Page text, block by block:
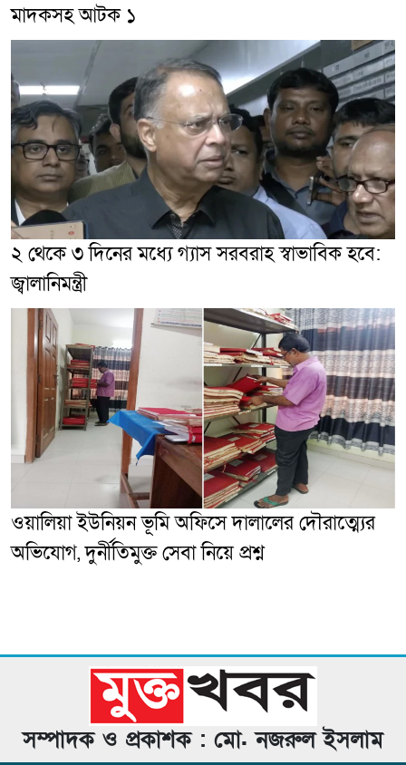
মাদকসহ আটক ১
২ থেকে ৩ দিনের মধ্যে গ্যাস সরবরাহ স্বাভাবিক হবে:
জ্বালানিমন্ত্রী
ওয়ালিয়া ইউনিয়ন ভূমি অফিসে দালালের দৌরাত্ম্যের
অভিযোগ, দুর্নীতিমুক্ত সেবা নিয়ে প্রশ্ন
সম্পাদক ও প্রকাশক : মো. নজরুল ইসলাম